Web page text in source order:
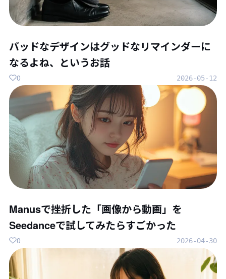
バッドなデザインはグッドなリマインダーに
なるよね、というお話
2026-05-12
0
Manusで挫折した「画像から動画」を
Seedanceで試してみたらすごかった
2026-04-30
0